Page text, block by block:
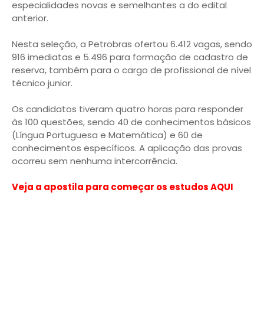
especialidades novas e semelhantes a do edital
anterior.
Nesta seleção, a Petrobras ofertou 6.412 vagas, sendo
916 imediatas e 5.496 para formação de cadastro de
reserva, também para o cargo de profissional de nível
técnico junior.
Os candidatos tiveram quatro horas para responder
às 100 questões, sendo 40 de conhecimentos básicos
(Língua Portuguesa e Matemática) e 60 de
conhecimentos específicos. A aplicação das provas
ocorreu sem nenhuma intercorrência.
Veja a apostila para começar os estudos AQUI